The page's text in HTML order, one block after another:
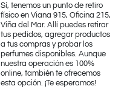
Sí, tenemos un punto de retiro
físico en Viana 915, Oficina 215,
Viña del Mar. Allí puedes retirar
tus pedidos, agregar productos
a tus compras y probar los
perfumes disponibles. Aunque
nuestra operación es 100%
online, también te ofrecemos
esta opción. ¡Te esperamos!